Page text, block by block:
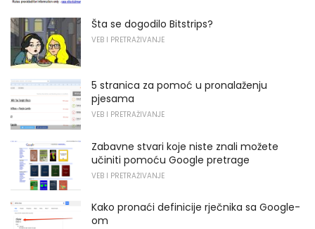
Šta se dogodilo Bitstrips?
VEB I PRETRAŽIVANJE
5 stranica za pomoć u pronalaženju
pjesama
VEB I PRETRAŽIVANJE
Zabavne stvari koje niste znali možete
učiniti pomoću Google pretrage
VEB I PRETRAŽIVANJE
Kako pronaći definicije rječnika sa Google-
om